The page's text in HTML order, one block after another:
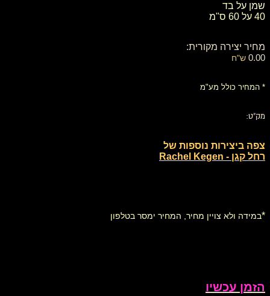
שמן על בד
40 על 60 ס"מ
מחיר יצירה מקורית:
0.00 ש"ח
* המחיר כולל מע"מ
מק"ט:
צפה ביצירות נוספות של
רחל קגן - Rachel Kegen
*במידה ולא צויין מחיר, המחיר ימסר בטלפון
הזמן עכשיו